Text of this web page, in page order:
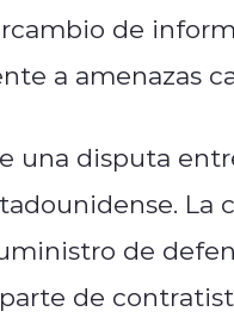
de
a amenazas
una disputa
La
de
de